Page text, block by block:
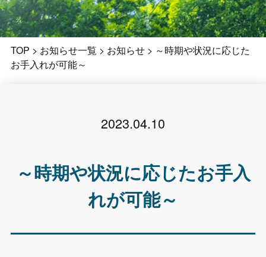
TOP > お知らせ一覧 > お知らせ> ～時期や状況に応じた
お手入れが可能～
2023.04.10
～時期や状況に応じたお手入
れが可能～